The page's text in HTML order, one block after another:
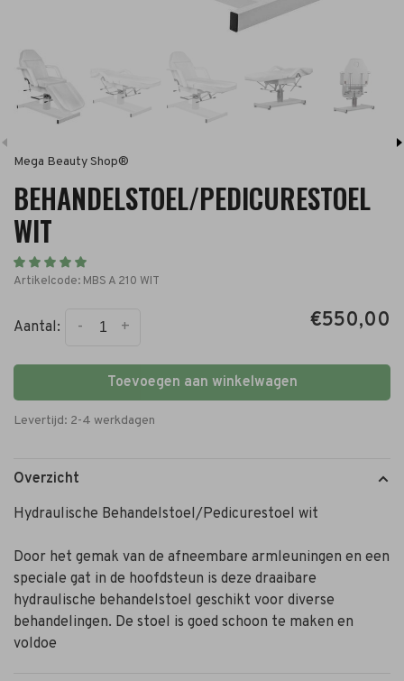
Mega Beauty Shop®
BEHANDELSTOEL/PEDICURESTOEL
WIT
Artikelcode: MBS A 210 WIT
Aantal: +
- €550,00
Toevoegen aan winkelwagen
Levertijd: 2-4 werkdagen
Overzicht
Hydraulische Behandelstoel/Pedicurestoel wit
Door het gemak van de afneembare armleuningen en een
speciale gat in de hoofdsteun is deze draaibare
hydraulische behandelstoel geschikt voor diverse
behandelingen. De stoel is goed schoon te maken en
voldoe